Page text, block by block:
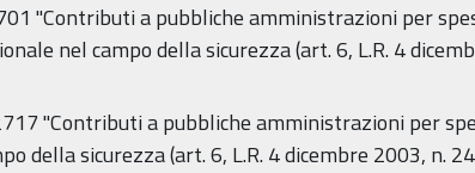
"Contributi a pubbliche amministrazioni per
nel campo della sicurezza (art. 6, L.R. 4
"Contributi a pubbliche amministrazioni per
sicurezza (art. 6, L.R. 4 dicembre 2003, n.